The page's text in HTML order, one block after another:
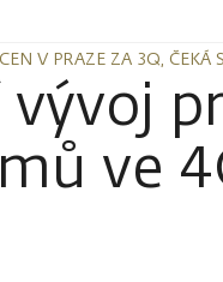
V PRAZE ZA 3Q, ČEKÁ
ve